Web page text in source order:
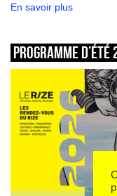
En savoir plus
Programme d’été